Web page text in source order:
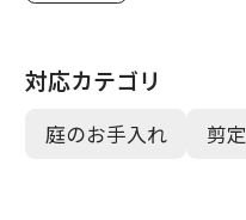
対応カテゴリ
庭のお手入れ 剪定